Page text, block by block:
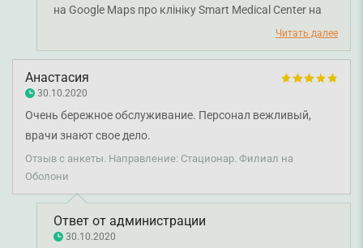
на Google Maps про клініку Smart Medical Center на
Либідській. Раді чути, що ви залишилися задоволені
візитом та сервісом медичного центру. Дякуємо за
довіру і щиро бажаємо вам міцного здоров'я!
Читать далее
Анастасия
30.10.2020
Очень бережное обслуживание. Персонал вежливый,
врачи знают свое дело.
Отзыв с анкеты. Направление: Стационар. Филиал на
Оболони
Ответ от администрации
30.10.2020